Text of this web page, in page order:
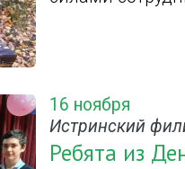
16 ноября
Истринский
Ребята из